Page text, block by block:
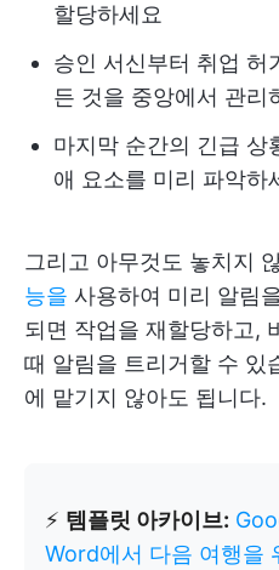
할당하세요
승인 서신부터 취업 허
든 것을 중앙에서 관리
마지막 순간의 긴급 상
애 요소를 미리 파악하
그리고 아무것도 놓치지
능을 사용하여 미리 알림
되면 작업을 재할당하고,
때 알림을 트리거할 수 있
에 맡기지 않아도 됩니다.
⚡ 템플릿 아카이브:
Word에서 다음 여행을